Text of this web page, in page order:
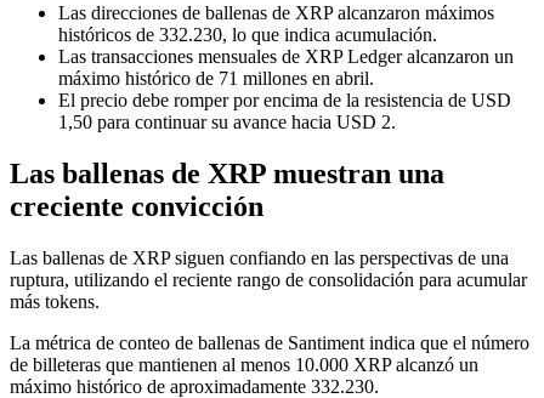
Las direcciones de ballenas de XRP alcanzaron máximos
históricos de 332.230, lo que indica acumulación.
Las transacciones mensuales de XRP Ledger alcanzaron un
máximo histórico de 71 millones en abril.
El precio debe romper por encima de la resistencia de USD
1,50 para continuar su avance hacia USD 2.
Las ballenas de XRP muestran una
creciente convicción
Las ballenas de XRP siguen confiando en las perspectivas de una
ruptura, utilizando el reciente rango de consolidación para acumular
más tokens.
La métrica de conteo de ballenas de Santiment indica que el número
de billeteras que mantienen al menos 10.000 XRP alcanzó un
máximo histórico de aproximadamente 332.230.